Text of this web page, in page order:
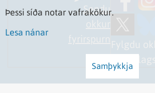
Sendu
Þessi síða notar vafrakökur.
Lesa nánar
Samþykkja